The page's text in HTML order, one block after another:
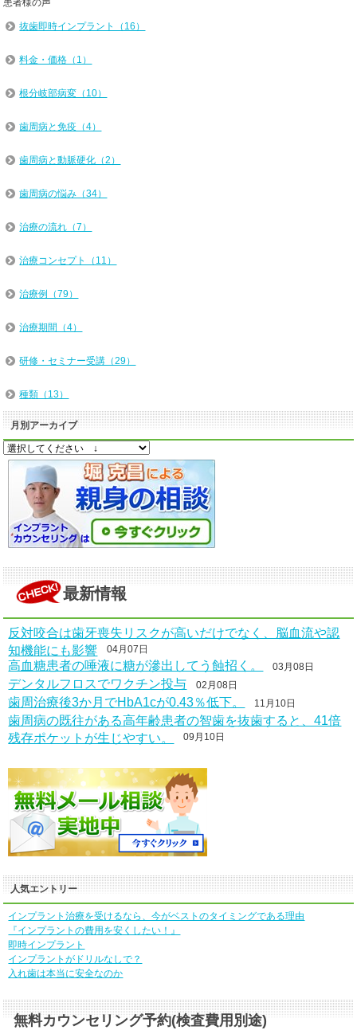
患者様の声
抜歯即時インプラント（16）
料金・価格（1）
根分岐部病変（10）
歯周病と免疫（4）
歯周病と動脈硬化（2）
歯周病の悩み（34）
治療の流れ（7）
治療コンセプト（11）
治療例（79）
治療期間（4）
研修・セミナー受講（29）
種類（13）
月別アーカイブ
最新情報
反対咬合は歯牙喪失リスクが高いだけでなく、脳血流や認
知機能にも影響 04月07日
高血糖患者の唾液に糖が滲出してう蝕招く。 03月08日
デンタルフロスでワクチン投与 02月08日
歯周治療後3か月でHbA1cが0.43％低下。 11月10日
歯周病の既往がある高年齢患者の智歯を抜歯すると、41倍
残存ポケットが生じやすい。 09月10日
人気エントリー
インプラント治療を受けるなら、今がベストのタイミングである理由
『インプラントの費用を安くしたい！』
即時インプラント
インプラントがドリルなしで？
入れ歯は本当に安全なのか
無料カウンセリング予約(検査費用別途)